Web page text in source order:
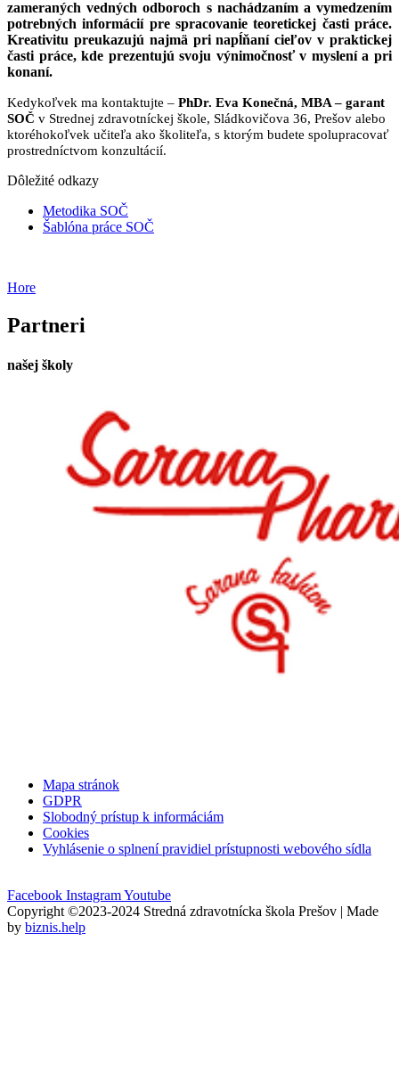
zameraných vedných odboroch s nachádzaním a vymedzením
potrebných informácií pre spracovanie teoretickej časti práce.
Kreativitu preukazujú najmä pri napĺňaní cieľov v praktickej
časti práce, kde prezentujú svoju výnimočnosť v myslení a pri
konaní.
Kedykoľvek ma kontaktujte – PhDr. Eva Konečná, MBA – garant
SOČ v Strednej zdravotníckej škole, Sládkovičova 36, Prešov alebo
ktoréhokoľvek učiteľa ako školiteľa, s ktorým budete spolupracovať
prostredníctvom konzultácií.
Dôležité odkazy
Metodika SOČ
Šablóna práce SOČ
Hore
Partneri
našej školy
Mapa stránok
GDPR
Slobodný prístup k informáciám
Cookies
Vyhlásenie o splnení pravidiel prístupnosti webového sídla
Facebook InstagramYoutube
Copyright ©2023-2024 Stredná zdravotnícka škola Prešov | Made
by biznis.help